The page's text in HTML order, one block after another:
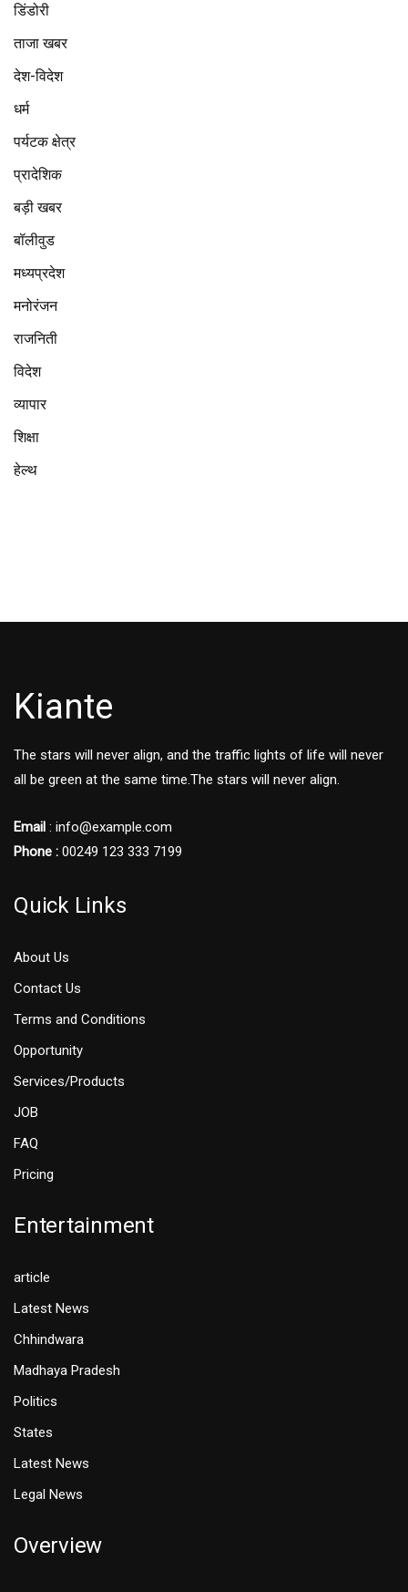
डिंडोरी
ताजा खबर
देश-विदेश
धर्म
पर्यटक क्षेत्र
प्रादेशिक
बड़ी खबर
बॉलीवुड
मध्यप्रदेश
मनोरंजन
राजनिती
विदेश
व्यापार
शिक्षा
हेल्थ
Kiante
The stars will never align, and the traffic lights of life will never
all be green at the same time.The stars will never align.
Email : info@example.com
Phone : 00249 123 333 7199
Quick Links
About Us
Contact Us
Terms and Conditions
Opportunity
Services/Products
JOB
FAQ
Pricing
Entertainment
article
Latest News
Chhindwara
Madhaya Pradesh
Politics
States
Latest News
Legal News
Overview